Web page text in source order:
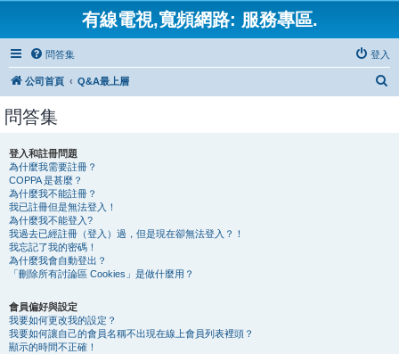
有線電視,寬頻網路: 服務專區.
問答集 登入
公司首頁 Q&A最上層
問答集
登入和註冊問題
為什麼我需要註冊？
COPPA 是甚麼？
為什麼我不能註冊？
我已註冊但是無法登入！
為什麼我不能登入?
我過去已經註冊（登入）過，但是現在卻無法登入？！
我忘記了我的密碼！
為什麼我會自動登出？
「刪除所有討論區 Cookies」是做什麼用？
會員偏好與設定
我要如何更改我的設定？
我要如何讓自己的會員名稱不出現在線上會員列表裡頭？
顯示的時間不正確！